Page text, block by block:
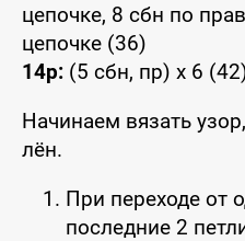
цепочке, 8 сбн по
цепочке (36)
14р: (5 сбн, пр) x 6
Начинаем вязать
лён.
При переходе от
последние 2